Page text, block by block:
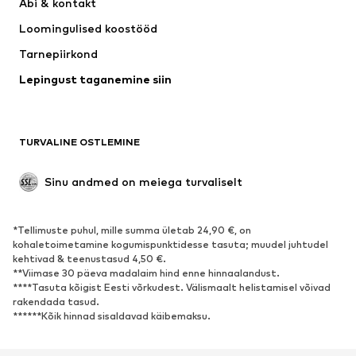
SUPERFIT
Loomingulised koostööd
Tarnepiirkond
Lepingust taganemine siin
TURVALINE OSTLEMINE
Sinu andmed on meiega turvaliselt
*Tellimuste puhul, mille summa ületab 24,90 €, on
kohaletoimetamine kogumispunktidesse tasuta; muudel juhtudel
kehtivad & teenustasud 4,50 €.
**Viimase 30 päeva madalaim hind enne hinnaalandust.
****Tasuta kõigist Eesti võrkudest. Välismaalt helistamisel võivad
rakendada tasud.
******Kõik hinnad sisaldavad käibemaksu.